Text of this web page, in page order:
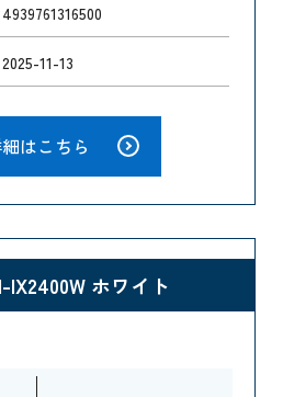
4939761316500
2025-11-13
はこちら
IX2400W ホワイト